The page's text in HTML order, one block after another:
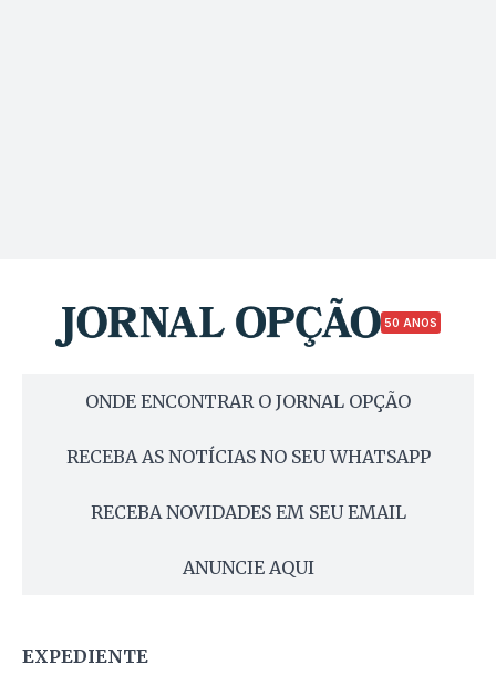
50 ANOS
ONDE ENCONTRAR O JORNAL OPÇÃO
RECEBA AS NOTÍCIAS NO SEU WHATSAPP
RECEBA NOVIDADES EM SEU EMAIL
ANUNCIE AQUI
EXPEDIENTE